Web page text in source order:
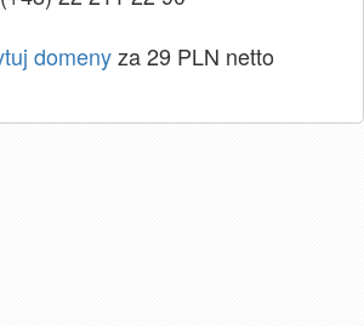
domenyza 29 PLN netto